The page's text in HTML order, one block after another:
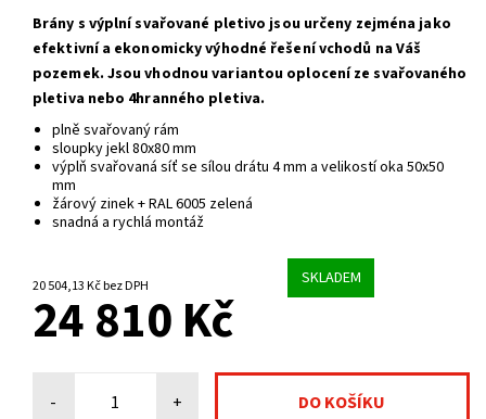
Brány s výplní svařované pletivo jsou určeny zejména jako
efektivní a ekonomicky výhodné řešení vchodů na Váš
pozemek. Jsou vhodnou variantou oplocení ze svařovaného
pletiva nebo 4hranného pletiva.
plně svařovaný rám
sloupky jekl 80x80 mm
výplň svařovaná síť se sílou drátu 4 mm a velikostí oka 50x50
mm
žárový zinek + RAL 6005 zelená
snadná a rychlá montáž
20 504,13 Kč bez DPH SKLADEM
24 810 Kč
- +